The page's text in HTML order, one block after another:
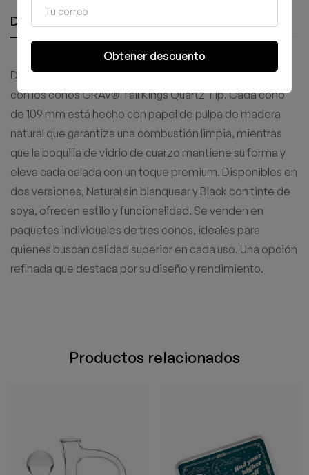
Descripción
Disfruta de una experiencia de fumar suave y elegante
con los conos GRAV® Tall Kings Quartz Tip. Cada cono
de 109 mm está hecho con papel de pulpa de madera
natural que garantiza una combustión limpia, mientras
que la boquilla de vidrio de cuarzo mantiene su forma y
eleva cada calada con un toque premium. Disponibles en
dos versiones, Natural sin blanquear y Black con tinte de
soya, ofrecen estilo y funcionalidad. Se venden en
paquetes individuales de tres conos, ideales para
quienes buscan calidad superior en cada uso. Una opción
refinada que destaca por su diseño y rendimiento.
Productos relacionados
Obtener descuento